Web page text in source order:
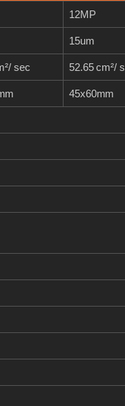
12MP
15um
sec 52.65 cm²/
45x60mm